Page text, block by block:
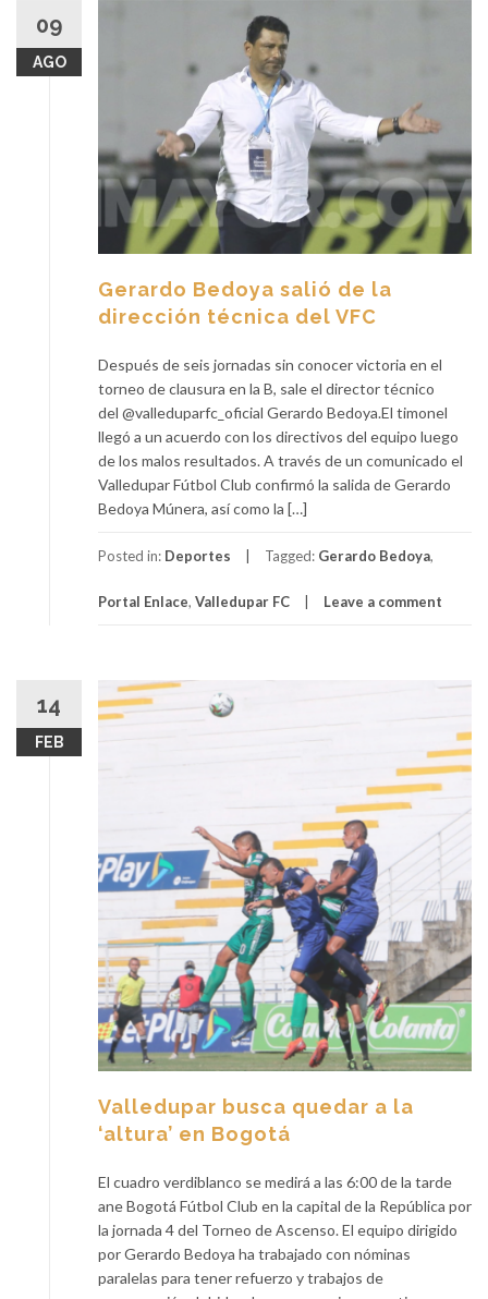
09
AGO
Gerardo Bedoya salió de la
dirección técnica del VFC
Después de seis jornadas sin conocer victoria en el
torneo de clausura en la B, sale el director técnico
del @valleduparfc_oficial Gerardo Bedoya.El timonel
llegó a un acuerdo con los directivos del equipo luego
de los malos resultados. A través de un comunicado el
Valledupar Fútbol Club confirmó la salida de Gerardo
Bedoya Múnera, así como la […]
Posted in: Deportes Tagged: Gerardo Bedoya,
Portal Enlace, Valledupar FC Leave a comment
14
FEB
Valledupar busca quedar a la
‘altura’ en Bogotá
El cuadro verdiblanco se medirá a las 6:00 de la tarde
ane Bogotá Fútbol Club en la capital de la República por
la jornada 4 del Torneo de Ascenso. El equipo dirigido
por Gerardo Bedoya ha trabajado con nóminas
paralelas para tener refuerzo y trabajos de